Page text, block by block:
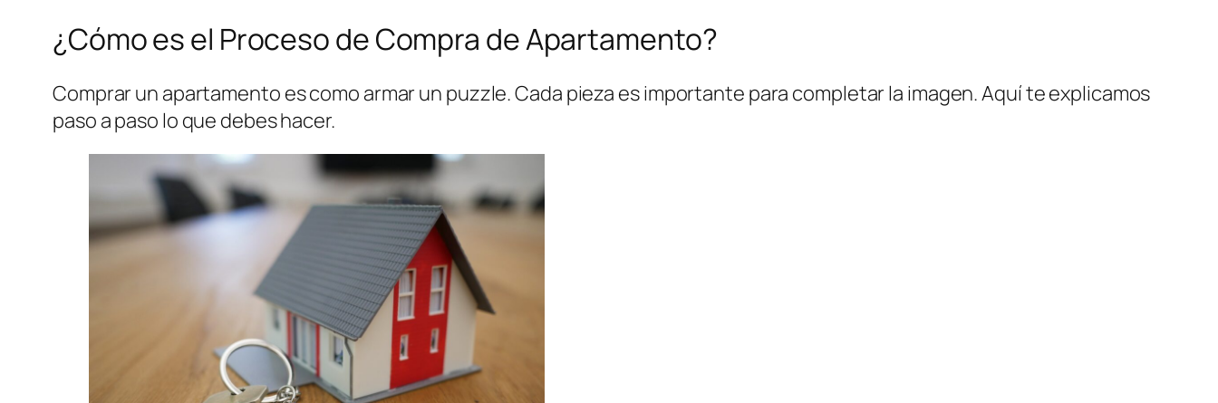
¿Cómo es el Proceso de Compra de Apartamento?
Comprar un apartamento es como armar un puzzle. Cada pieza es importante para completar la imagen. Aquí te explicamos
paso a paso lo que debes hacer.